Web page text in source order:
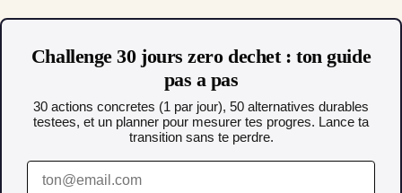
Challenge 30 jours zero dechet : ton guide
pas a pas
30 actions concretes (1 par jour), 50 alternatives durables
testees, et un planner pour mesurer tes progres. Lance ta
transition sans te perdre.